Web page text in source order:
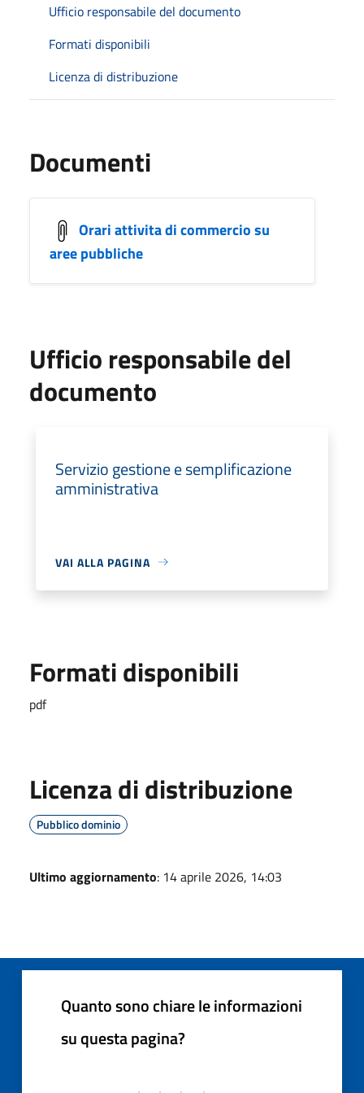
Ufficio responsabile del documento
Formati disponibili
Licenza di distribuzione
Documenti
Orari attivita di commercio su
aree pubbliche
Ufficio responsabile del
documento
Servizio gestione e semplificazione
amministrativa
VAI ALLA PAGINA
Formati disponibili
pdf
Licenza di distribuzione
Pubblico dominio
Ultimo aggiornamento: 14 aprile 2026, 14:03
Quanto sono chiare le informazioni
su questa pagina?